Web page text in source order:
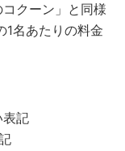
クーン」と同様
1名あたりの料金
表記